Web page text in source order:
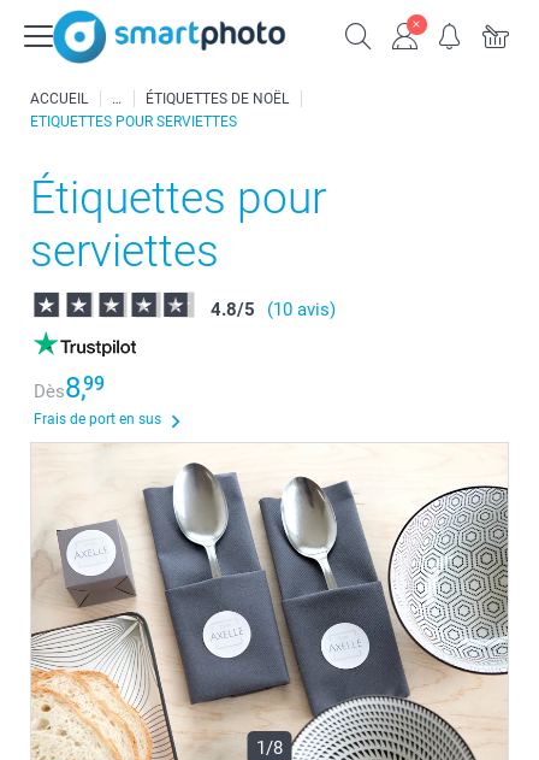
ACCUEIL
ÉTIQUETTES DE NOËL
ETIQUETTES POUR SERVIETTES
Étiquettes pour
serviettes
4.8/5 (10 avis)
Dès8,99
Frais de port en sus
1/8